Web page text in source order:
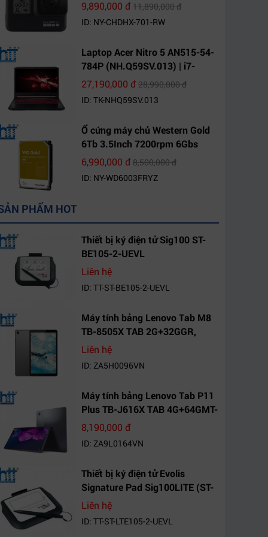
9,890,000 đ11,890,000 đ
ID: NY-CHDHX-701-RW
Laptop Acer Nitro 5 AN515-54-
784P (NH.Q59SV.013) | i7-
9750H | 8GB DDR4 | 1TB HDD |
FHD IPS | Win10
27,190,000 đ28,990,000 đ
ID: TK-NHQ59SV.013
Ổ cứng máy chủ Western Gold
6Tb 3.5Inch 7200rpm 6Gbs
256Mb SATA (WD6003FRYZ)
6,990,000 đ8,500,000 đ
ID: NY-WD6003FRYZ
PHẨM HOT
Thiết bị ký điện tử Sig100 ST-
BE105-2-UEVL
Liên hệ
ID: TT-ST-BE105-2-UEVL
Máy tính bảng Lenovo Tab M8
TB-8505X TAB 2G+32GGR,
VN_ZA5H0096VN
Liên hệ
ID: ZA5H0096VN
Máy tính bảng Lenovo Tab P11
Plus TB-J616X TAB 4G+64GMT-
VN Xanh Mòng
8,190,000 đ
ID: ZA9L0164VN
Thiết bị ký điện tử Evolis
Signature Pad Sig100LITE (ST-
LTE105-2-UEVL)
Liên hệ
ID: TT-ST-LTE105-2-UEVL